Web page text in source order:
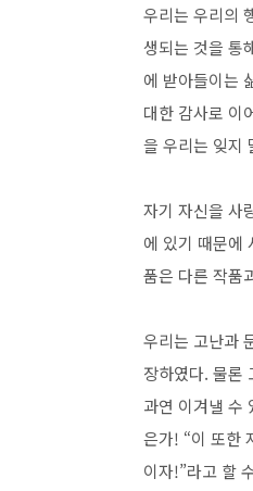
우리는 우리의
생되는 것을 통
에 받아들이는
대한 감사로 이
을 우리는 잊지
자기 자신을 사
에 있기 때문에
품은 다른 작품
우리는 고난과
장하였다. 물론
과연 이겨낼 수
은가! “이 또한
이자!”라고 할